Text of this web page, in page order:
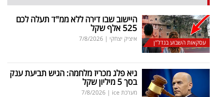
עסקאות השבוע בנדל"ן
היישוב שבו דירה ללא ממ"ד תעלה לכם
525 אלף שקל
איציק יצחקי |
7/8/2026
גיא פלג מכריז מלחמה: הגיש תביעת ענק
בסך 5 מיליון שקל
מערכת ice |
7/8/2026